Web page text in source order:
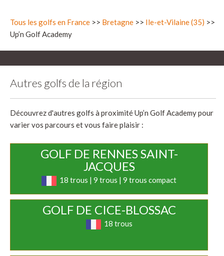
Tous les golfs en France >> Bretagne >> Ile-et-Vilaine (35) >>
Up’n Golf Academy
Autres golfs de la région
Découvrez d'autres golfs à proximité Up’n Golf Academy pour
varier vos parcours et vous faire plaisir :
GOLF DE RENNES SAINT-
JACQUES
18 trous | 9 trous | 9 trous compact
GOLF DE CICE-BLOSSAC
18 trous